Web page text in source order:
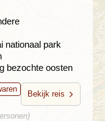
nationaal park
bezochte oosten
Bekijk reis